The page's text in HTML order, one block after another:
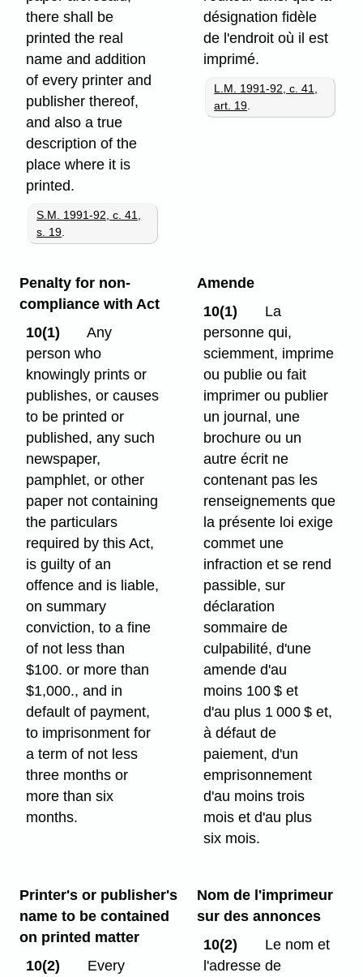
there shall be
printed the real
name and addition
of every printer and
publisher thereof,
and also a true
description of the
place where it is
printed.
S.M. 1991-92, c. 41,
s. 19
désignation fidèle
de l'endroit où il est
imprimé.
L.M. 1991-92, c. 41,
art. 19
Penalty for non-
compliance with Act
10(1)
Any
person who
knowingly prints or
publishes, or causes
to be printed or
published, any such
newspaper,
pamphlet, or other
paper not containing
the particulars
required by this Act,
is guilty of an
offence and is liable,
on summary
conviction, to a fine
of not less than
$100. or more than
$1,000., and in
default of payment,
to imprisonment for
a term of not less
three months or
more than six
months.
Amende
10(1)
La
personne qui,
sciemment, imprime
ou publie ou fait
imprimer ou publier
un journal, une
brochure ou un
autre écrit ne
contenant pas les
renseignements que
la présente loi exige
commet une
infraction et se rend
passible, sur
déclaration
sommaire de
culpabilité, d'une
amende d'au
moins 100 $ et
d'au plus 1 000 $ et,
à défaut de
paiement, d'un
emprisonnement
d'au moins trois
mois et d'au plus
six mois.
Printer's or publisher's
name to be contained
on printed matter
10(2)
Every
Nom de l'imprimeur
sur des annonces
10(2)
Le nom et
l'adresse de